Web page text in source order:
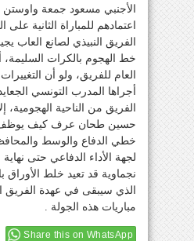
الأجنبي مسعود جمعة
اعتمادهم للمباراة الثانية على
الفريق النبيذي لصانع العاب
خط الهجوم بالكرات
العام للفريق، ولو أن
أجراها المدرب التونسي
الفريق من الناحية الهجومية،
حسين طحان عرف كيف
خطي الدفاع والوسط
لجهة الأداء الدفاعي حتى نهاية
نجماوية قد تعيد خلط الأوراق
الذي سيبقى في عهدة الفريق
مباريات هذه الجولة .
Share this on WhatsApp